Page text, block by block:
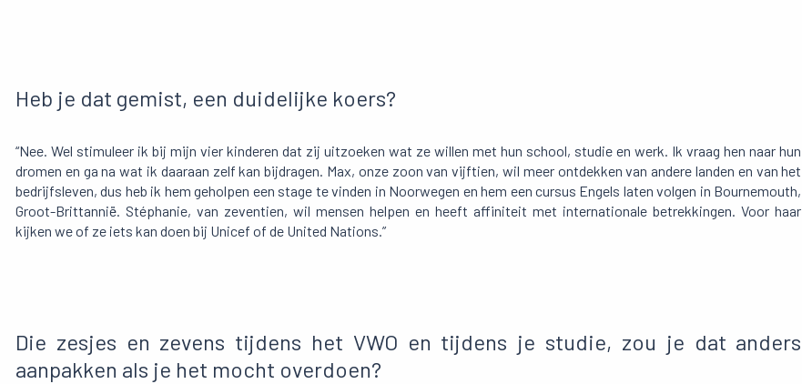
Heb je dat gemist, een duidelijke koers?
“Nee. Wel stimuleer ik bij mijn vier kinderen dat zij uitzoeken wat ze willen met hun school, studie en werk. Ik vraag hen naar hun
dromen en ga na wat ik daaraan zelf kan bijdragen. Max, onze zoon van vijftien, wil meer ontdekken van andere landen en van het
bedrijfsleven, dus heb ik hem geholpen een stage te vinden in Noorwegen en hem een cursus Engels laten volgen in Bournemouth,
Groot-Brittannië. Stéphanie, van zeventien, wil mensen helpen en heeft affiniteit met internationale betrekkingen. Voor haar
kijken we of ze iets kan doen bij Unicef of de United Nations.”
Die zesjes en zevens tijdens het VWO en tijdens je studie, zou je dat anders
aanpakken als je het mocht overdoen?